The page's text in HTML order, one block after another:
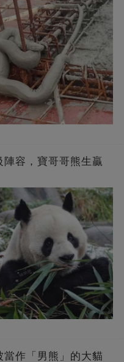
容，寶哥哥熊生贏
作「男熊」的大貓